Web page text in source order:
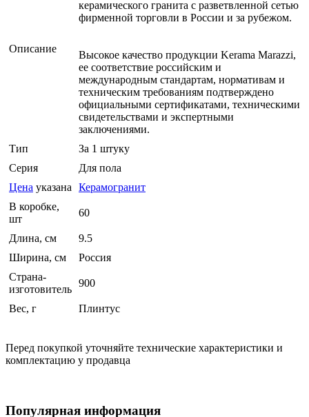
Описание
керамического гранита с разветвленной сетью
фирменной торговли в России и за рубежом.
Высокое качество продукции Kerama Marazzi,
ее соответствие российским и
международным стандартам, нормативам и
техническим требованиям подтверждено
официальными сертификатами, техническими
свидетельствами и экспертными
заключениями.
Тип
За 1 штуку
Серия
Для пола
Цена указана Керамогранит
В коробке,
шт
60
Длина, см
9.5
Ширина, см
Россия
Страна-
изготовитель
900
Вес, г Плинтус
Перед покупкой уточняйте технические характеристики и
комплектацию у продавца
Популярная информация